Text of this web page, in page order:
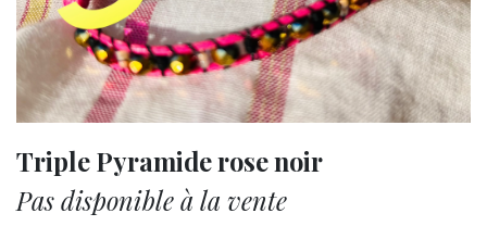
Triple Pyramide rose noir
Pas disponible à la vente